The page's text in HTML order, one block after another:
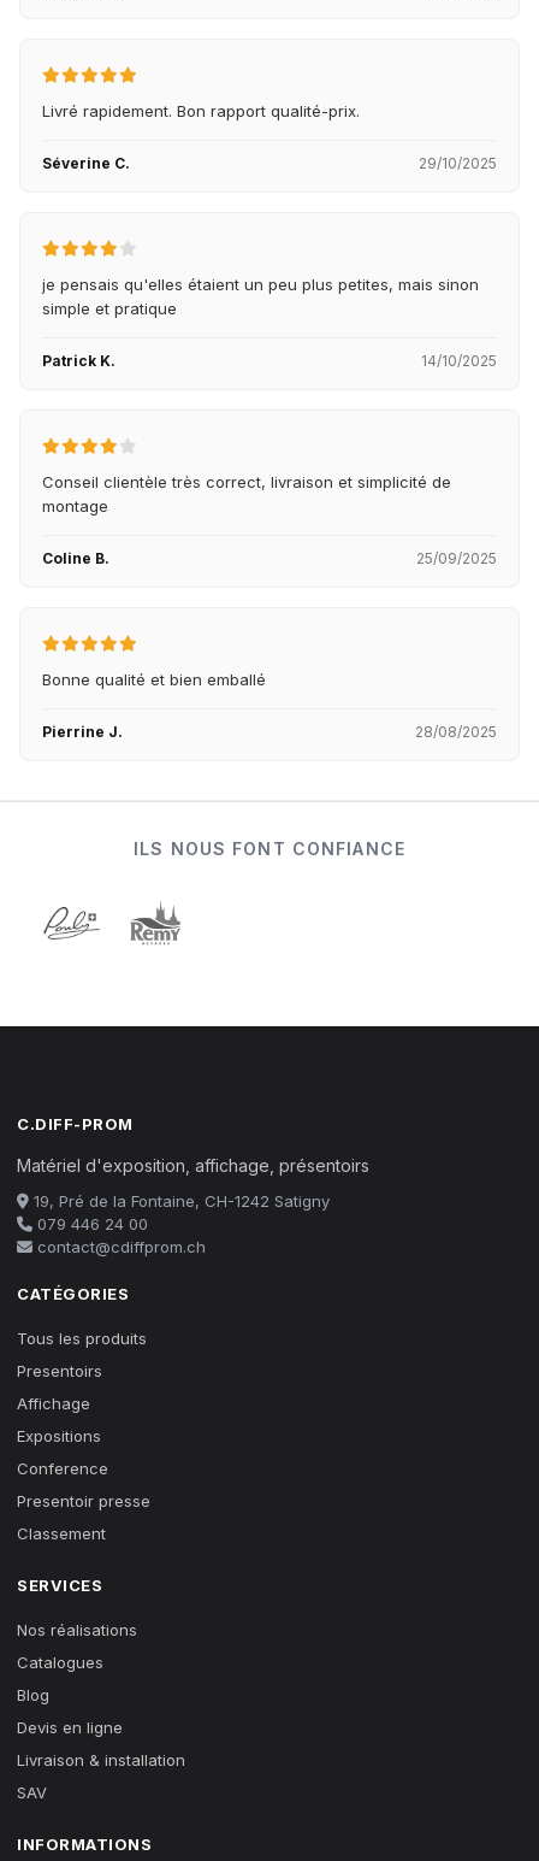
Livré rapidement. Bon rapport qualité-prix.
Séverine C. 29/10/2025
je pensais qu'elles étaient un peu plus petites, mais sinon
simple et pratique
Patrick K. 14/10/2025
Conseil clientèle très correct, livraison et simplicité de
montage
Coline B. 25/09/2025
Bonne qualité et bien emballé
Pierrine J. 28/08/2025
ILS NOUS FONT CONFIANCE
C.DIFF-PROM
Matériel d'exposition, affichage, présentoirs
19, Pré de la Fontaine, CH-1242 Satigny
079 446 24 00
contact@cdiffprom.ch
CATÉGORIES
Tous les produits
Presentoirs
Affichage
Expositions
Conference
Presentoir presse
Classement
SERVICES
Nos réalisations
Catalogues
Blog
Devis en ligne
Livraison & installation
SAV
INFORMATIONS